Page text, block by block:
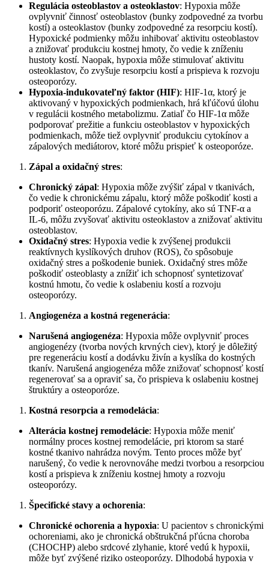
Regulácia osteoblastov a osteoklastov: Hypoxia môže
ovplyvniť činnosť osteoblastov (bunky zodpovedné za tvorbu
kostí) a osteoklastov (bunky zodpovedné za resorpciu kostí).
Hypoxické podmienky môžu inhibovať aktivitu osteoblastov
a znižovať produkciu kostnej hmoty, čo vedie k zníženiu
hustoty kostí. Naopak, hypoxia môže stimulovať aktivitu
osteoklastov, čo zvyšuje resorpciu kostí a prispieva k rozvoju
osteoporózy.
Hypoxia-indukovateľný faktor (HIF): HIF-1α, ktorý je
aktivovaný v hypoxických podmienkach, hrá kľúčovú úlohu
v regulácii kostného metabolizmu. Zatiaľ čo HIF-1α môže
podporovať prežitie a funkciu osteoblastov v hypoxických
podmienkach, môže tiež ovplyvniť produkciu cytokínov a
zápalových mediátorov, ktoré môžu prispieť k osteoporóze.
Zápal a oxidačný stres:
Chronický zápal: Hypoxia môže zvýšiť zápal v tkanivách,
čo vedie k chronickému zápalu, ktorý môže poškodiť kosti a
podporiť osteoporózu. Zápalové cytokíny, ako sú TNF-α a
IL-6, môžu zvyšovať aktivitu osteoklastov a znižovať aktivitu
osteoblastov.
Oxidačný stres: Hypoxia vedie k zvýšenej produkcii
reaktívnych kyslíkových druhov (ROS), čo spôsobuje
oxidačný stres a poškodenie buniek. Oxidačný stres môže
poškodiť osteoblasty a znížiť ich schopnosť syntetizovať
kostnú hmotu, čo vedie k oslabeniu kostí a rozvoju
osteoporózy.
Angiogenéza a kostná regenerácia:
Narušená angiogenéza: Hypoxia môže ovplyvniť proces
angiogenézy (tvorba nových krvných ciev), ktorý je dôležitý
pre regeneráciu kostí a dodávku živín a kyslíka do kostných
tkanív. Narušená angiogenéza môže znižovať schopnosť kostí
regenerovať sa a opraviť sa, čo prispieva k oslabeniu kostnej
štruktúry a osteoporóze.
Kostná resorpcia a remodelácia:
Alterácia kostnej remodelácie: Hypoxia môže meniť
normálny proces kostnej remodelácie, pri ktorom sa staré
kostné tkanivo nahrádza novým. Tento proces môže byť
narušený, čo vedie k nerovnováhe medzi tvorbou a resorpciou
kostí a prispieva k zníženiu kostnej hmoty a rozvoju
osteoporózy.
Špecifické stavy a ochorenia:
Chronické ochorenia a hypoxia: U pacientov s chronickými
ochoreniami, ako je chronická obštrukčná pľúcna choroba
(CHOCHP) alebo srdcové zlyhanie, ktoré vedú k hypoxii,
môže byť zvýšené riziko osteoporózy. Dlhodobá hypoxia v